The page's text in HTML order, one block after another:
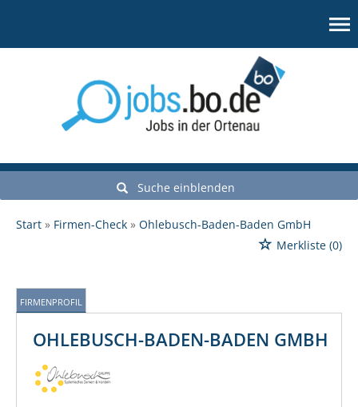
Suche einblenden
Start Firmen-Check
Ohlebusch-Baden-Baden GmbH
Merkliste (0)
FIRMENPROFIL
OHLEBUSCH-BADEN-BADEN GMBH